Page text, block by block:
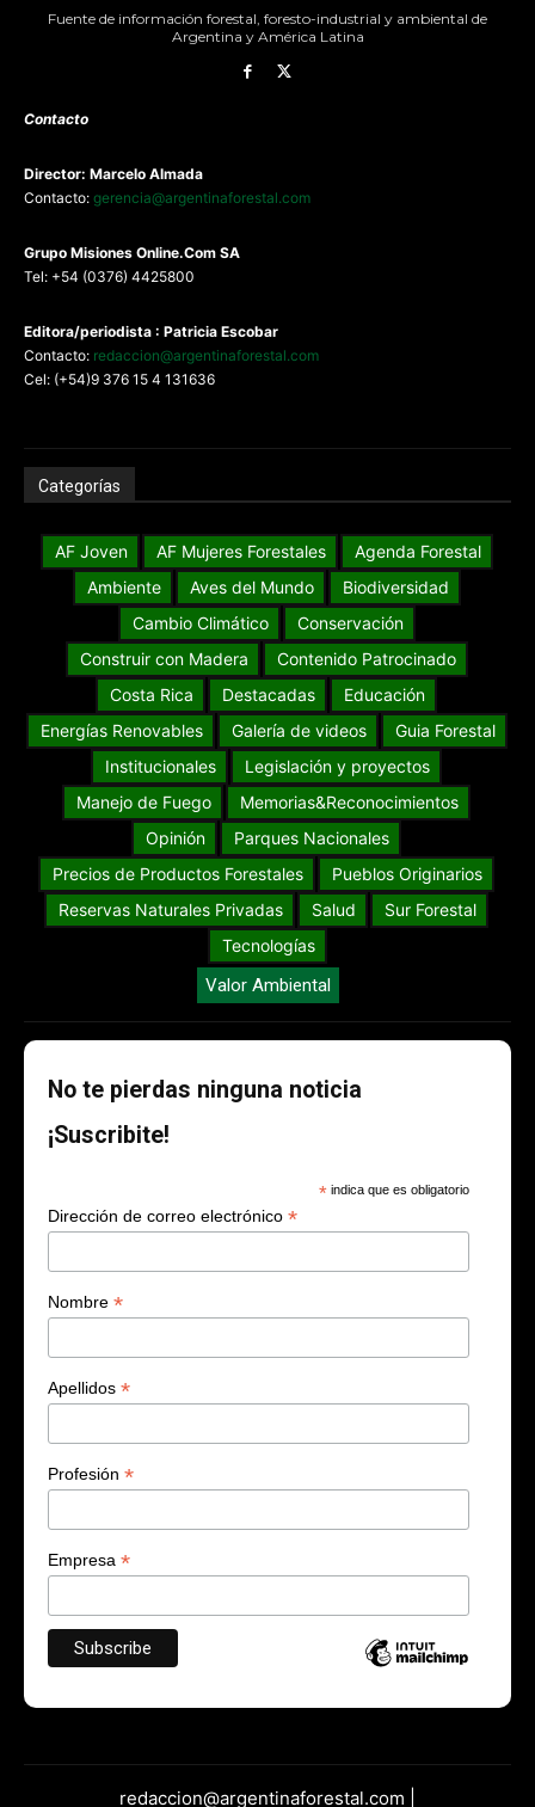
Fuente de información forestal, foresto-industrial y ambiental de
Argentina y América Latina
Contacto
Director: Marcelo Almada
Contacto: gerencia@argentinaforestal.com
Grupo Misiones Online.Com SA
Tel: +54 (0376) 4425800
Editora/periodista : Patricia Escobar
Contacto: redaccion@argentinaforestal.com
Cel: (+54)9 376 15 4 131636
Categorías
AF Joven AF Mujeres Forestales
Agenda Forestal
Ambiente
Aves del Mundo
Biodiversidad
Cambio Climático
Conservación
Construir con Madera
Contenido Patrocinado
Costa Rica
Destacadas
Educación
Energías Renovables
Galería de videos
Guia Forestal
Institucionales
Legislación y proyectos
Manejo de Fuego
Memorias&Reconocimientos
Opinión
Parques Nacionales
Precios de Productos Forestales
Pueblos Originarios
Reservas Naturales Privadas
Salud
Sur Forestal
Tecnologías
Valor Ambiental
No te pierdas ninguna noticia
¡Suscribite!
* indica que es obligatorio
Dirección de correo electrónico *
Nombre *
Apellidos *
Profesión *
Empresa *
redaccion@argentinaforestal.com |